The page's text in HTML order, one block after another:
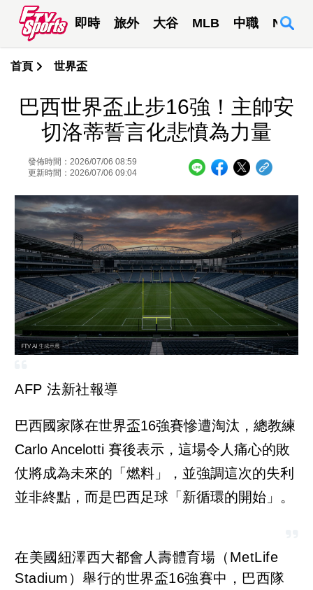
即時 旅外 大谷 MLB 中職 NBA
首頁 世界盃
巴西世界盃止步16強！主帥安
切洛蒂誓言化悲憤為力量
發佈時間：2026/07/06 08:59
更新時間：2026/07/06 09:04
AFP 法新社報導
巴西國家隊在世界盃16強賽慘遭淘汰，總教練
Carlo Ancelotti 賽後表示，這場令人痛心的敗
仗將成為未來的「燃料」，並強調這次的失利
並非終點，而是巴西足球「新循環的開始」。
在美國紐澤西大都會人壽體育場（MetLife
Stadium）舉行的世界盃16強賽中，巴西隊